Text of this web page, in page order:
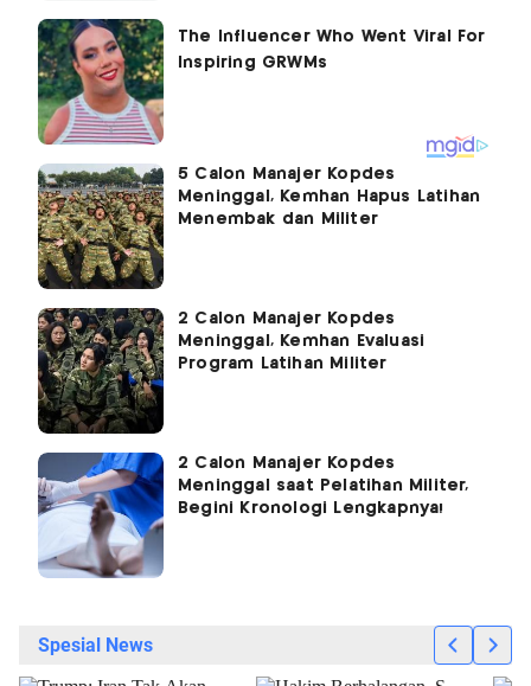
5 Calon Manajer Kopdes
Meninggal, Kemhan Hapus Latihan
Menembak dan Militer
2 Calon Manajer Kopdes
Meninggal, Kemhan Evaluasi
Program Latihan Militer
2 Calon Manajer Kopdes
Meninggal saat Pelatihan Militer,
Begini Kronologi Lengkapnya!